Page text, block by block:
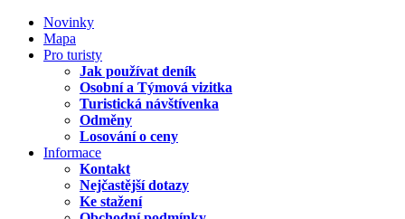
Novinky
Mapa
Pro turisty
Jak používat deník
Osobní a Týmová vizitka
Turistická návštívenka
Odměny
Losování o ceny
Informace
Kontakt
Nejčastější dotazy
Ke stažení